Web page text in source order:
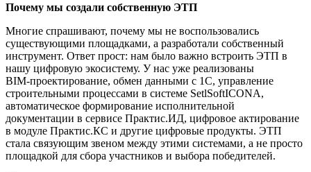
Почему мы создали собственную ЭТП
Многие спрашивают, почему мы не воспользовались
существующими площадками, а разработали собственный
инструмент. Ответ прост: нам было важно встроить ЭТП в
нашу цифровую экосистему. У нас уже реализованы
BIM‑проектирование, обмен данными с 1С, управление
строительными процессами в системе SetlSoftICONA,
автоматическое формирование исполнительной
документации в сервисе Практис.ИД, цифровое актирование
в модуле Практис.КС и другие цифровые продукты. ЭТП
стала связующим звеном между этими системами, а не просто
площадкой для сбора участников и выбора победителей.